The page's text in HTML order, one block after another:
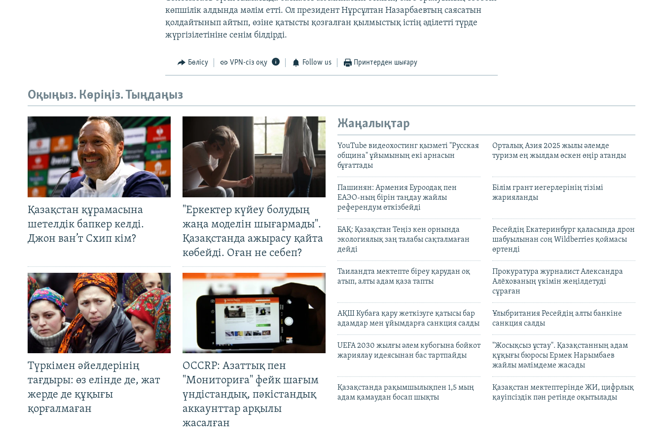
көпшілік алдында мәлім етті. Ол президент Нұрсұлтан Назарбаевтың саясатын
қолдайтынып айтып, өзіне қатысты қозғалған қылмыстық істің әділетті түрде
жүргізілетініне сенім білдірді.
Бөлісу VPN-сіз оқу Follow us Принтерден шығару
Оқыңыз. Көріңіз. Тыңдаңыз
Қазақстан құрамасына
шетелдік бапкер келді.
Джон ван’т Схип кім?
"Еркектер күйеу болудың
жаңа моделін шығармады".
Қазақстанда ажырасу қайта
көбейді. Оған не себеп?
Түркімен әйелдерінің
тағдыры: өз елінде де, жат
жерде де құқығы
қорғалмаған
OCCRP: Азаттық пен
"Мониториға" фейк шағым
үндістандық, пәкістандық
аккаунттар арқылы
жасалған
Жаңалықтар
YouTube видеохостинг қызметі "Русская
община" ұйымының екі арнасын
бұғаттады
Орталық Азия 2025 жылы әлемде
туризм ең жылдам өскен өңір атанды
Пашинян: Армения Еуроодақ пен
ЕАЭО-ның бірін таңдау жайлы
референдум өткізбейді
Білім грант иегерлерінің тізімі
жарияланды
БАҚ: Қазақстан Теңіз кен орнында
экологиялық заң талабы сақталмаған
дейді
Ресейдің Екатеринбург қаласында дрон
шабуылынан соң Wildberries қоймасы
өртенді
Таиландта мектепте біреу қарудан оқ
атып, алты адам қаза тапты
Прокуратура журналист Александра
Алёхованың үкімін жеңілдетуді
сұраған
АҚШ Кубаға қару жеткізуге қатысы бар
адамдар мен ұйымдарға санкция салды
Ұлыбритания Ресейдің алты банкіне
санкция салды
UEFA 2030 жылғы әлем кубогына бойкот
жариялау идеясынан бас тартпайды
"Жосықсыз ұстау". Қазақстанның адам
құқығы бюросы Ермек Нарымбаев
жайлы мәлімдеме жасады
Қазақстанда рақымшылықпен 1,5 мың
адам қамаудан босап шықты
Қазақстан мектептерінде ЖИ, цифрлық
қауіпсіздік пән ретінде оқытылады